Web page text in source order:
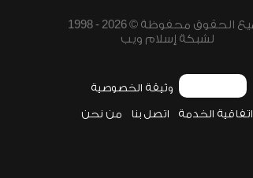
جميع الحقوق محفوظة © 2026 - 1998
لشبكة إسلام ويب
وثيقة الخصوصية
اتفاقية الخدمة اتصل بنا من نحن